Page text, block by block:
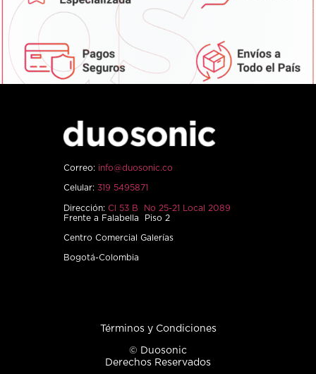
Correo: info@duosonic.co
Celular: 319 5495871
Dirección: Cl 53 B No 25-21 Local 2089
Frente a Falabella Piso 2
Centro Comercial Galerías
Bogotá-Colombia
Términos y Condiciones
© Duosonic
Derechos Reservados